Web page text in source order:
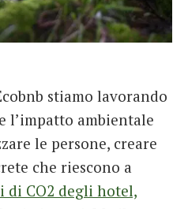
stiamo lavorando
l’impatto ambientale
le persone, creare
che riescono a
di CO2 degli hotel,